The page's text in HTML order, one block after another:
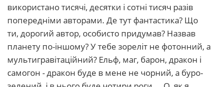
використано тисячі, десятки і сотні тисяч разів
попередніми авторами. Де тут фантастика? Що
ти, дорогий автор, особисто придумав? Назвав
планету по-іншому? У тебе зореліт не фотонний, а
мультигравітаційний? Ельф, маг, барон, дракон і
самогон - дракон буде в мене не чорний, а буро-